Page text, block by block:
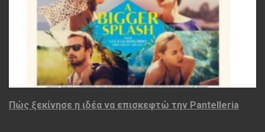
Πώς ξεκίνησε η ιδέα να επισκεφτώ την Pantelleria